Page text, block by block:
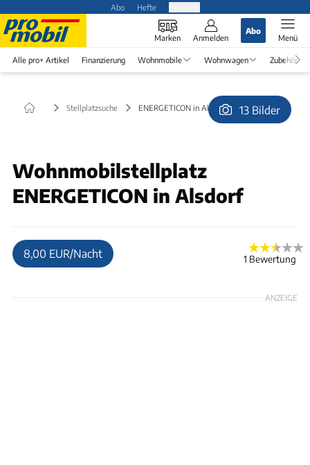
Abo Hefte
Marken Anmelden
Abo
Menü
Alle pro+ Artikel Finanzierung Wohnmobile Wohnwagen Zubehör
Stellplatzsuche ENERGETICON in Alsdorf 13 Bilder
Wohnmobilstellplatz
ENERGETICON in Alsdorf
8,00 EUR/Nacht 1 Bewertung
ANZEIGE